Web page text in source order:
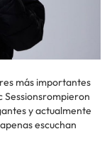
más importantes
Sessionsrompieron
y actualmente
escuchan